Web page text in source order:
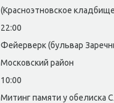
(Красноэтновское
22:00
Фейерверк (бульвар
Московский район
10:00
Митинг памяти у обелиска